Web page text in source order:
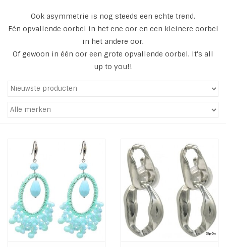
ON THE BEACH
Blog
Ook asymmetrie is nog steeds een echte trend.
Eén opvallende oorbel in het ene oor en een kleinere oorbel
in het andere oor.
Of gewoon in één oor een grote opvallende oorbel. It's all
up to you!!